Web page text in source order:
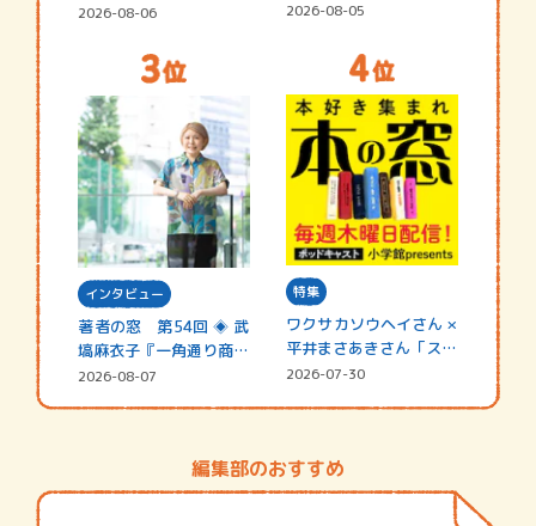
2026-08-06 2026-08-05
インタビュー
著者の窓 第54回 ◈ 武
塙麻衣子『一角通り商店
街の…
2026-08-07
特集
ワクサカソウヘイさん ×
平井まさあきさん「スペ
シャ…
2026-07-30
編集部のおすすめ